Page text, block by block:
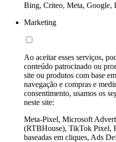
Bing, Criteo, Meta, Google,
Marketing
Ao aceitar esses serviços,
conteúdo patrocinado ou
site ou produtos com base
navegação e compras e
consentimento, usamos os
neste site:
Meta-Pixel, Microsoft
(RTBHouse), TikTok Pixel,
baseadas em cliques, Ads